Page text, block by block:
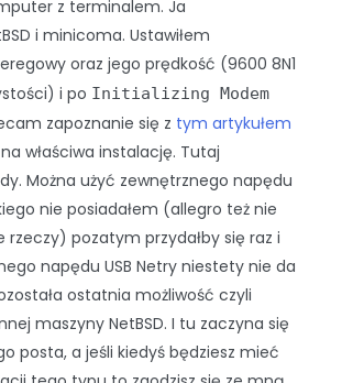
z terminalem. Ja
i minicoma. Ustawiłem
oraz jego prędkość (9600 8N1
i po Initializing Modem
zapoznanie się z tym artykułem
właściwa instalację. Tutaj
Można użyć zewnętrznego napędu
nie posiadałem (allegro też nie
pozatym przydałby się raz i
napędu USB Netry niestety nie da
ostatnia możliwość czyli
maszyny NetBSD. I tu zaczyna się
posta, a jeśli kiedyś będziesz mieć